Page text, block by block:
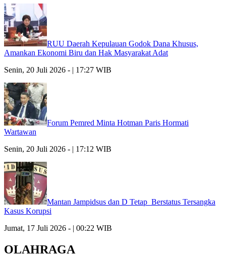
RUU Daerah Kepulauan Godok Dana Khusus,
Amankan Ekonomi Biru dan Hak Masyarakat Adat
Senin, 20 Juli 2026 - | 17:27 WIB
Forum Pemred Minta Hotman Paris Hormati
Wartawan
Senin, 20 Juli 2026 - | 17:12 WIB
Mantan Jampidsus dan D Tetap Berstatus Tersangka
Kasus Korupsi
Jumat, 17 Juli 2026 - | 00:22 WIB
OLAHRAGA